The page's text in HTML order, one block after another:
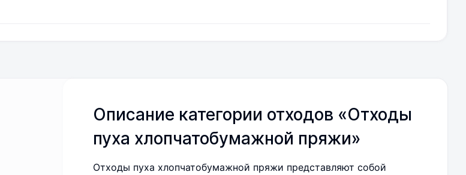
Описание категории отходов «Отходы
пуха хлопчатобумажной пряжи»
Отходы пуха хлопчатобумажной пряжи представляют собой